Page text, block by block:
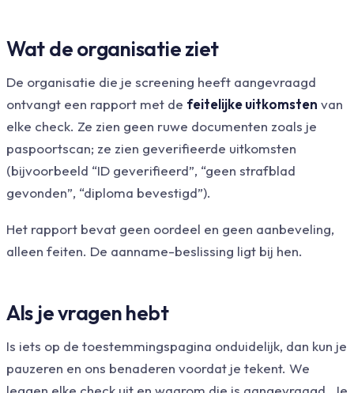
Wat de organisatie ziet
De organisatie die je screening heeft aangevraagd
ontvangt een rapport met de feitelijke uitkomsten van
elke check. Ze zien geen ruwe documenten zoals je
paspoortscan; ze zien geverifieerde uitkomsten
(bijvoorbeeld “ID geverifieerd”, “geen strafblad
gevonden”, “diploma bevestigd”).
Het rapport bevat geen oordeel en geen aanbeveling,
alleen feiten. De aanname-beslissing ligt bij hen.
Als je vragen hebt
Is iets op de toestemmingspagina onduidelijk, dan kun je
pauzeren en ons benaderen voordat je tekent. We